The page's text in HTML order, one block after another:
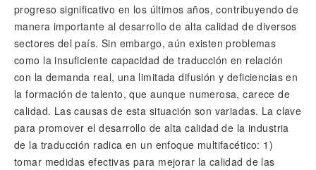
progreso significativo en los últimos años, contribuyendo de
manera importante al desarrollo de alta calidad de diversos
sectores del país. Sin embargo, aún existen problemas
como la insuficiente capacidad de traducción en relación
con la demanda real, una limitada difusión y deficiencias en
la formación de talento, que aunque numerosa, carece de
calidad. Las causas de esta situación son variadas. La clave
para promover el desarrollo de alta calidad de la industria
de la traducción radica en un enfoque multifacético: 1)
tomar medidas efectivas para mejorar la calidad de las